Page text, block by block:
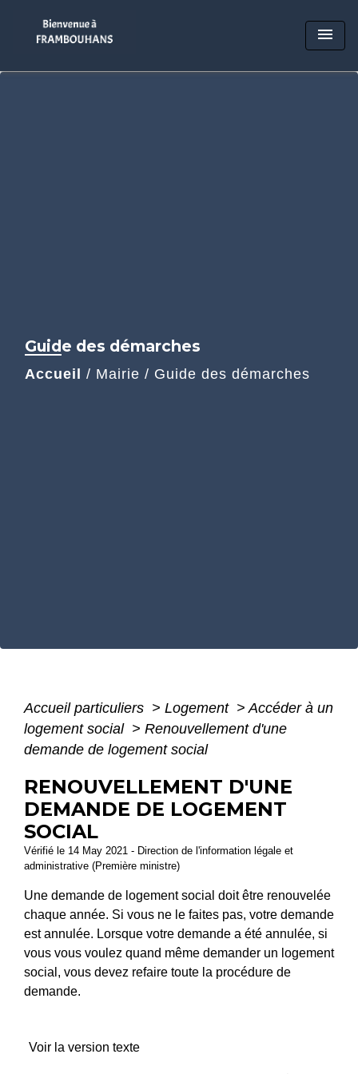
menu
Guide des démarches
Accueil / Mairie / Guide des démarches
Accueil particuliers > Logement > Accéder à un
logement social > Renouvellement d'une
demande de logement social
RENOUVELLEMENT D'UNE
DEMANDE DE LOGEMENT
SOCIAL
Vérifié le 14 May 2021 - Direction de l'information légale et
administrative (Première ministre)
Une demande de logement social doit être renouvelée
chaque année. Si vous ne le faites pas, votre demande
est annulée. Lorsque votre demande a été annulée, si
vous vous voulez quand même demander un logement
social, vous devez refaire toute la procédure de
demande.
Voir la version texte